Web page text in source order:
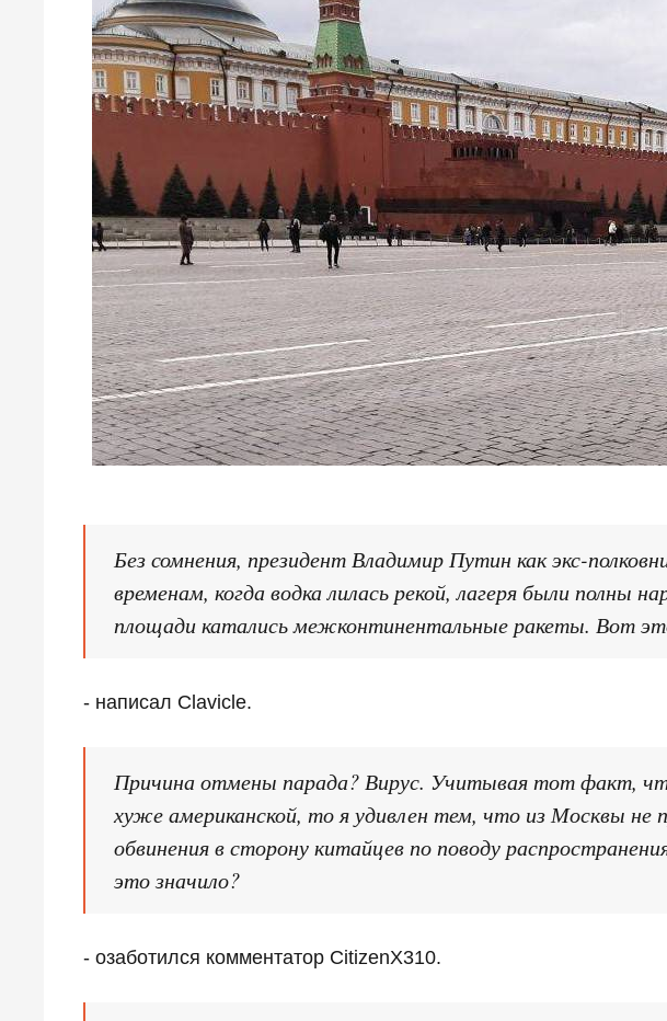
Без сомнения, президент Владимир Путин как экс-
временам, когда водка лилась рекой, лагеря были полны
площади катались межконтинентальные ракеты. Вот
- написал Clavicle.
Причина отмены парада? Вирус. Учитывая тот факт, что
хуже американской, то я удивлен тем, что из Москвы не
обвинения в сторону китайцев по поводу
это значило?
- озаботился комментатор CitizenX310.